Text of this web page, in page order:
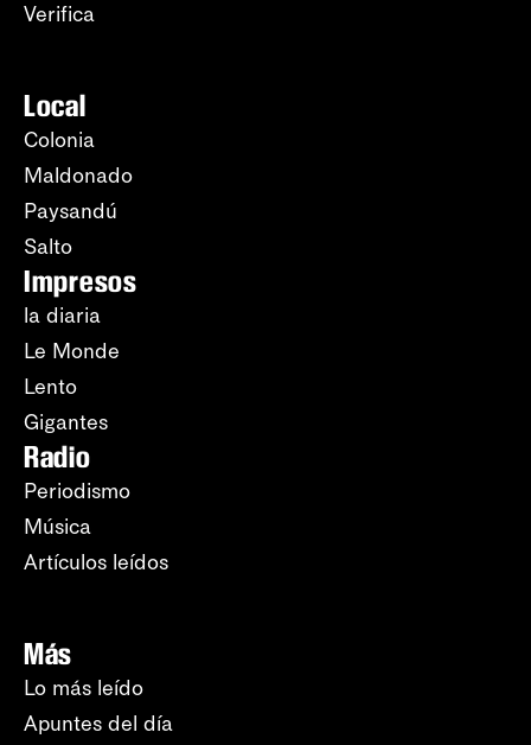
Verifica
Local
Colonia
Maldonado
Paysandú
Salto
Impresos
la diaria
Le Monde
Lento
Gigantes
Radio
Periodismo
Música
Artículos leídos
Más
Lo más leído
Apuntes del día